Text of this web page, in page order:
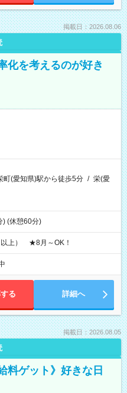
掲載日：2026.08.06
化を考えるのが好き
町(愛知県)駅から徒歩5分 / 栄(愛
) (休憩60分)
以上） ★8月～OK！
る 詳細へ
掲載日：2026.08.05
料ゲット》好きな日